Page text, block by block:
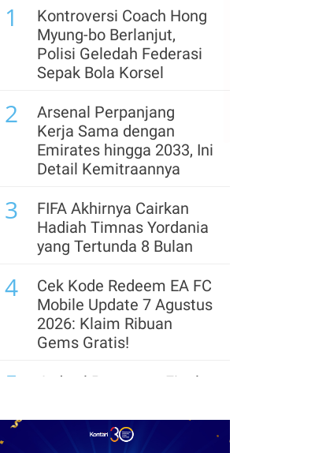
1
Kontroversi Coach Hong
Myung-bo Berlanjut,
Polisi Geledah Federasi
Sepak Bola Korsel
2
Arsenal Perpanjang
Kerja Sama dengan
Emirates hingga 2033, Ini
Detail Kemitraannya
3
FIFA Akhirnya Cairkan
Hadiah Timnas Yordania
yang Tertunda 8 Bulan
4
Cek Kode Redeem EA FC
Mobile Update 7 Agustus
2026: Klaim Ribuan
Gems Gratis!
5
Jadwal Perempat Final
dan Vitality Bersiap
Amankan Semifinal